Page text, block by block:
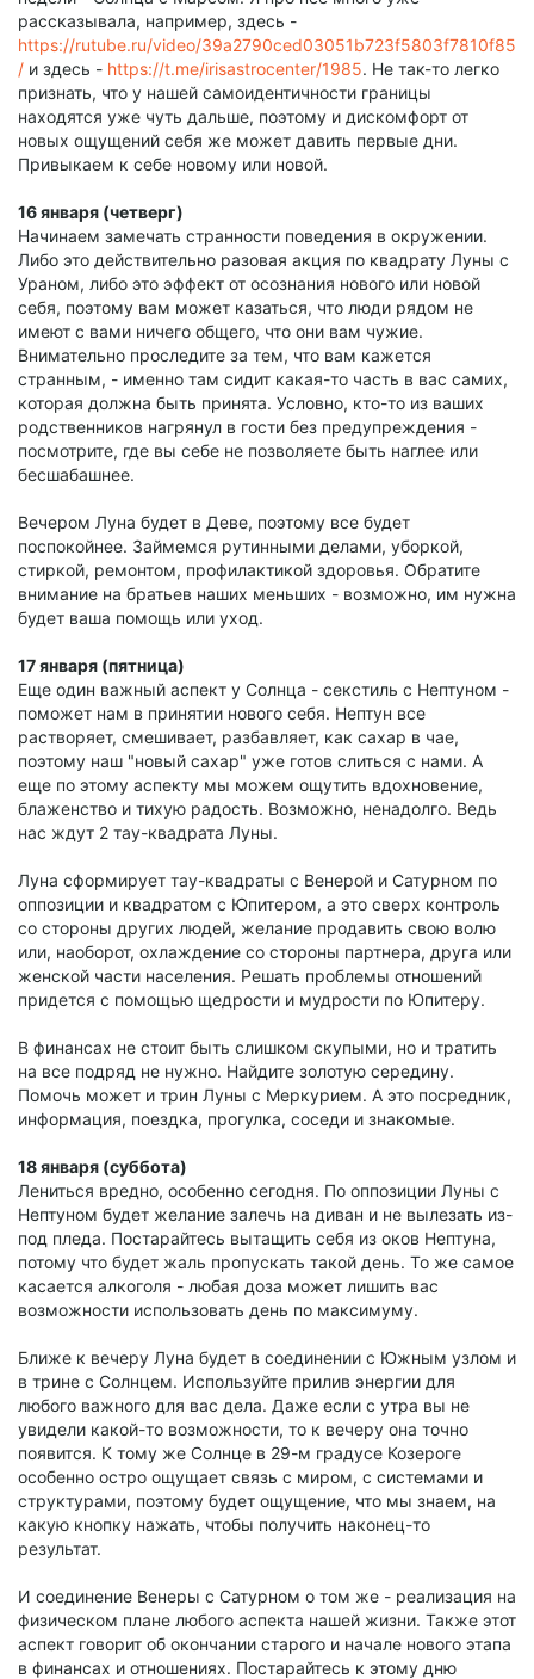
рассказывала, например, здесь -
https://rutube.ru/video/39a2790ced03051b723f5803f7810f85
/ и здесь - https://t.me/irisastrocenter/1985. Не так-то легко
признать, что у нашей самоидентичности границы
находятся уже чуть дальше, поэтому и дискомфорт от
новых ощущений себя же может давить первые дни.
Привыкаем к себе новому или новой.
16 января (четверг)
Начинаем замечать странности поведения в окружении.
Либо это действительно разовая акция по квадрату Луны с
Ураном, либо это эффект от осознания нового или новой
себя, поэтому вам может казаться, что люди рядом не
имеют с вами ничего общего, что они вам чужие.
Внимательно проследите за тем, что вам кажется
странным, - именно там сидит какая-то часть в вас самих,
которая должна быть принята. Условно, кто-то из ваших
родственников нагрянул в гости без предупреждения -
посмотрите, где вы себе не позволяете быть наглее или
бесшабашнее.
Вечером Луна будет в Деве, поэтому все будет
поспокойнее. Займемся рутинными делами, уборкой,
стиркой, ремонтом, профилактикой здоровья. Обратите
внимание на братьев наших меньших - возможно, им нужна
будет ваша помощь или уход.
17 января (пятница)
Еще один важный аспект у Солнца - секстиль с Нептуном -
поможет нам в принятии нового себя. Нептун все
растворяет, смешивает, разбавляет, как сахар в чае,
поэтому наш "новый сахар" уже готов слиться с нами. А
еще по этому аспекту мы можем ощутить вдохновение,
блаженство и тихую радость. Возможно, ненадолго. Ведь
нас ждут 2 тау-квадрата Луны.
Луна сформирует тау-квадраты с Венерой и Сатурном по
оппозиции и квадратом с Юпитером, а это сверх контроль
со стороны других людей, желание продавить свою волю
или, наоборот, охлаждение со стороны партнера, друга или
женской части населения. Решать проблемы отношений
придется с помощью щедрости и мудрости по Юпитеру.
В финансах не стоит быть слишком скупыми, но и тратить
на все подряд не нужно. Найдите золотую середину.
Помочь может и трин Луны с Меркурием. А это посредник,
информация, поездка, прогулка, соседи и знакомые.
18 января (суббота)
Лениться вредно, особенно сегодня. По оппозиции Луны с
Нептуном будет желание залечь на диван и не вылезать из-
под пледа. Постарайтесь вытащить себя из оков Нептуна,
потому что будет жаль пропускать такой день. То же самое
касается алкоголя - любая доза может лишить вас
возможности использовать день по максимуму.
Ближе к вечеру Луна будет в соединении с Южным узлом и
в трине с Солнцем. Используйте прилив энергии для
любого важного для вас дела. Даже если с утра вы не
увидели какой-то возможности, то к вечеру она точно
появится. К тому же Солнце в 29-м градусе Козероге
особенно остро ощущает связь с миром, с системами и
структурами, поэтому будет ощущение, что мы знаем, на
какую кнопку нажать, чтобы получить наконец-то
результат.
И соединение Венеры с Сатурном о том же - реализация на
физическом плане любого аспекта нашей жизни. Также этот
аспект говорит об окончании старого и начале нового этапа
в финансах и отношениях. Постарайтесь к этому дню